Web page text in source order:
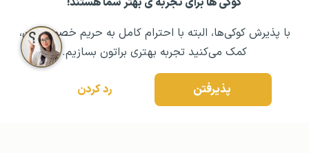
با پذیرش کوکی‌ها، البته با احترام کامل به حریم خصوصیتون،
کمک می‌کنید تجربه بهتری براتون بسازیم.
پذیرفتن رد کردن
مشــاوره اولیه رایگان: رزرو مشاوره تخصصی